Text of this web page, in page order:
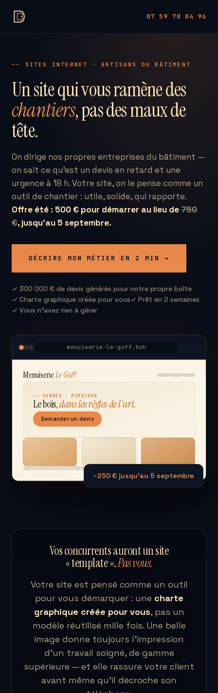
07 59 70 84 96
── SITES INTERNET · ARTISANS DU BÂTIMENT
Un site qui vous ramène des
chantiers, pas des maux de
tête.
On dirige nos propres entreprises du bâtiment —
on sait ce qu'est un devis en retard et une
urgence à 18 h. Votre site, on le pense comme un
outil de chantier : utile, solide, qui rapporte.
Offre été : 500 € pour démarrer au lieu de750
€, jusqu'au 5 septembre.
DÉCRIRE MON MÉTIER EN 2 MIN →
✓ 300 000 € de devis générés pour notre propre boîte
✓ Charte graphique créée pour vous✓ Prêt en 2 semaines
✓ Vous n'avez rien à gérer
menuiserie-le-goff.bzh
MenuiserieLe Goff
── VANNES · MORBIHAN
Le bois,dans les règles de l'art.
Demander un devis
−250 € jusqu'au 5 septembre
Vos concurrents auront un site
« template ».Pas vous.
Votre site est pensé comme un outil
pour vous démarquer : une charte
graphique créée pour vous, pas un
modèle réutilisé mille fois. Une belle
image donne toujours l'impression
d'un travail soigné, de gamme
supérieure — et elle rassure votre client
avant même qu'il décroche son